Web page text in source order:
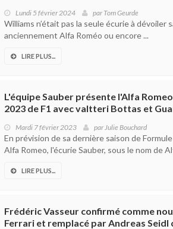
Lundi 5 février 2024 par Tom Geurde
Williams n’était pas la seule écurie à dévoiler
anciennement Alfa Roméo ou encore ...
LIRE PLUS...
L'équipe Sauber présente l'Alfa
2023 de F1 avec valtteri Bottas et
Mardi 7 février 2023 parJulie Bouchard
En prévision de sa dernière saison de
Alfa Romeo, l'écurie Sauber, sous le nom de
LIRE PLUS...
Frédéric Vasseur confirmé comme
Ferrari et remplacé par Andreas Seidl